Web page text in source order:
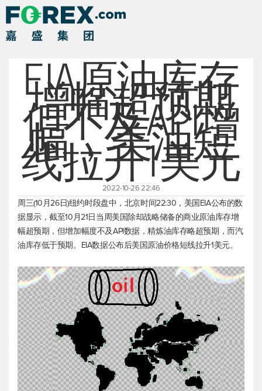
EIA原油库存
增幅超预期
但不及API增
幅，美油短
线拉升1美元
2022-10-26 22:46
周三(10月26日)纽约时段盘中，北京时间22:30，美国EIA公布的数
据显示，截至10月21日当周美国除却战略储备的商业原油库存增
幅超预期，但增加幅度不及API数据，精炼油库存略超预期，而汽
油库存低于预期。EIA数据公布后美国原油价格短线拉升1美元。